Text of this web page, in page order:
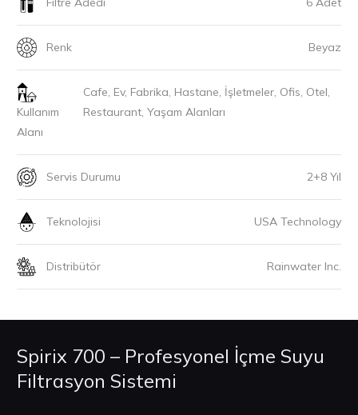
Renk Beyaz
Kullanım
Alanı
Cafe, Ev, Fabrika, Hastane, İşletmeler, Ofis, Otel,
Restaurant, Yaşam Alanları
Servis Durumu 2+8 Yıl
Teknolojisi USA Technology
Distribütör Rainwater Inc.
Spirix 700 – Profesyonel İçme Suyu
Filtrasyon Sistemi